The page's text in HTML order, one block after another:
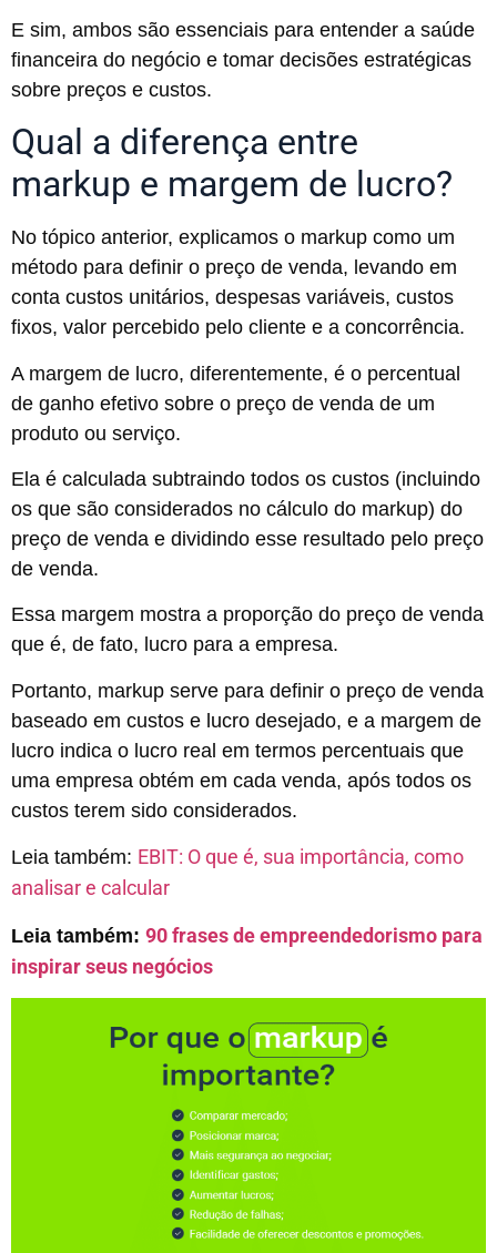
E sim, ambos são essenciais para entender a saúde
financeira do negócio e tomar decisões estratégicas
sobre preços e custos.
Qual a diferença entre
markup e margem de lucro?
No tópico anterior, explicamos o markup como um
método para definir o preço de venda, levando em
conta custos unitários, despesas variáveis, custos
fixos, valor percebido pelo cliente e a concorrência.
A margem de lucro, diferentemente, é o percentual
de ganho efetivo sobre o preço de venda de um
produto ou serviço.
Ela é calculada subtraindo todos os custos (incluindo
os que são considerados no cálculo do markup) do
preço de venda e dividindo esse resultado pelo preço
de venda.
Essa margem mostra a proporção do preço de venda
que é, de fato, lucro para a empresa.
Portanto, markup serve para definir o preço de venda
baseado em custos e lucro desejado, e a margem de
lucro indica o lucro real em termos percentuais que
uma empresa obtém em cada venda, após todos os
custos terem sido considerados.
Leia também: EBIT: O que é, sua importância, como
analisar e calcular
Leia também: 90 frases de empreendedorismo para
inspirar seus negócios